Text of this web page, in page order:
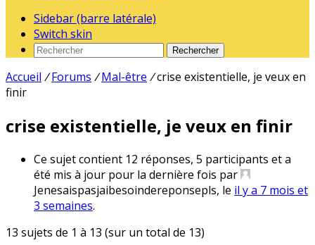
Sidebar (barre latérale)
Switch skin
Rechercher
Accueil / Forums / Mal-être /crise existentielle, je veux en
finir
crise existentielle, je veux en finir
Ce sujet contient 12 réponses, 5 participants et a
été mis à jour pour la dernière fois par
Jenesaispasjaibesoindereponsepls, le il y a 7 mois et
3 semaines.
13 sujets de 1 à 13 (sur un total de 13)